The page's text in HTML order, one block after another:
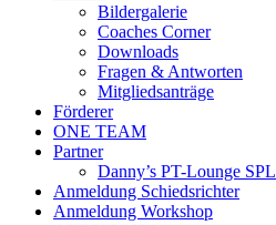
Bildergalerie
Coaches Corner
Downloads
Fragen & Antworten
Mitgliedsanträge
Förderer
ONE TEAM
Partner
Danny’s PT-Lounge SPL
Anmeldung Schiedsrichter
Anmeldung Workshop